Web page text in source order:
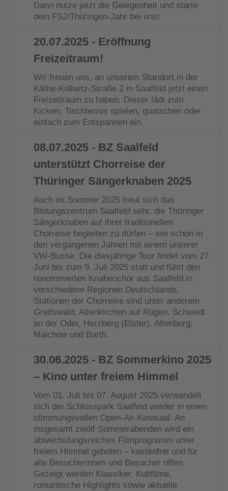
Dann nutze jetzt die Gelegenheit und starte
dein FSJ/Thüringen-Jahr bei uns!
20.07.2025 - Eröffnung
Freizeitraum!
Wir freuen uns, an unserem Standort in der
Käthe-Kollwitz-Straße 2 in Saalfeld jetzt einen
Freizeitraum zu haben. Dieser lädt zum
Kicken, Tischtennis spielen, quatschen oder
einfach zum Entspannen ein.
08.07.2025 - BZ Saalfeld
unterstützt Chorreise der
Thüringer Sängerknaben 2025
Auch im Sommer 2025 freut sich das
Bildungszentrum Saalfeld sehr, die Thüringer
Sängerknaben auf ihrer traditionellen
Chorreise begleiten zu dürfen – wie schon in
den vergangenen Jahren mit einem unserer
VW-Busse. Die diesjährige Tour findet vom 27.
Juni bis zum 9. Juli 2025 statt und führt den
renommierten Knabenchor aus Saalfeld in
verschiedene Regionen Deutschlands.
Stationen der Chorreise sind unter anderem
Greifswald, Altenkirchen auf Rügen, Schwedt
an der Oder, Herzberg (Elster), Altenburg,
Malchow und Barth.
30.06.2025 - BZ Sommerkino 2025
– Kino unter freiem Himmel
Vom 01. Juli bis 07. August 2025 verwandelt
sich der Schlosspark Saalfeld wieder in einen
stimmungsvollen Open-Air-Kinosaal. An
insgesamt zwölf Sommerabenden wird ein
abwechslungsreiches Filmprogramm unter
freiem Himmel geboten – kostenfrei und für
alle Besucherinnen und Besucher offen.
Gezeigt werden Klassiker, Kultfilme,
romantische Highlights sowie aktuelle